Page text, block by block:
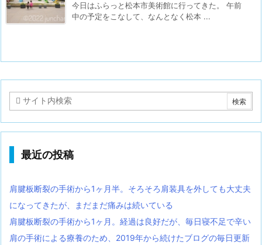
今日はふらっと松本市美術館に行ってきた。 午前
中の予定をこなして、なんとなく松本 ...
最近の投稿
肩腱板断裂の手術から1ヶ月半。そろそろ肩装具を外しても大丈夫
になってきたが、まだまだ痛みは続いている
肩腱板断裂の手術から1ヶ月。経過は良好だが、毎日寝不足で辛い
肩の手術による療養のため、2019年から続けたブログの毎日更新